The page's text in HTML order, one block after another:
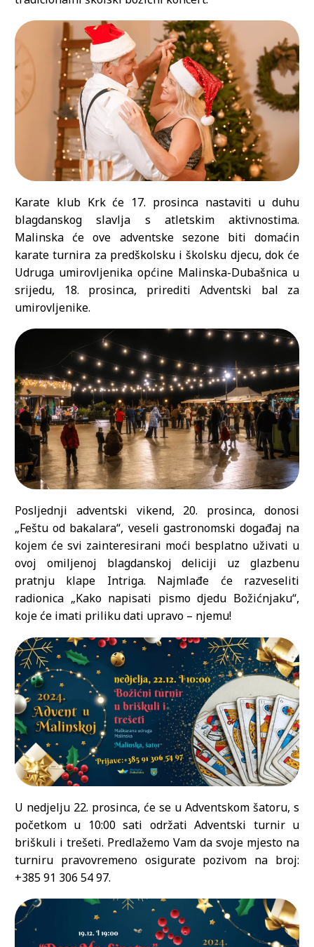
Karate klub Krk će 17. prosinca nastaviti u duhu
blagdanskog slavlja s atletskim aktivnostima.
Malinska će ove adventske sezone biti domaćin
karate turnira za predškolsku i školsku djecu, dok će
Udruga umirovljenika općine Malinska-Dubašnica u
srijedu, 18. prosinca, prirediti Adventski bal za
umirovljenike.
Posljednji adventski vikend, 20. prosinca, donosi
„Feštu od bakalara“, veseli gastronomski događaj na
kojem će svi zainteresirani moći besplatno uživati u
ovoj omiljenoj blagdanskoj deliciji uz glazbenu
pratnju klape Intriga. Najmlađe će razveseliti
radionica „Kako napisati pismo djedu Božićnjaku“,
koje će imati priliku dati upravo – njemu!
U nedjelju 22. prosinca, će se u Adventskom šatoru, s
početkom u 10:00 sati održati Adventski turnir u
briškuli i trešeti. Predlažemo Vam da svoje mjesto na
turniru pravovremeno osigurate pozivom na broj:
+385 91 306 54 97.